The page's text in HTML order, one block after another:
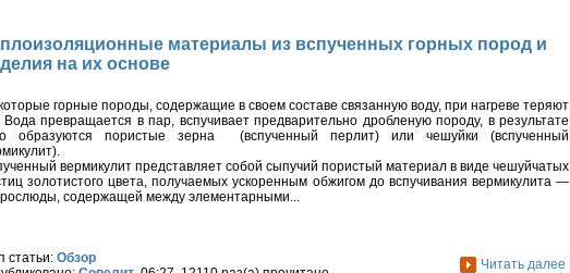
материалы из вспученных горных пород и
на их основе
горные породы, содержащие в своем составе связанную воду, при нагреве теряют
Вода превращается в пар, вспучивает предварительно дробленую породу, в результате
образуются пористые зерна (вспученный перлит) или чешуйки (вспученный
вермикулит представляет собой сыпучий пористый материал в виде чешуйчатых
золотистого цвета, получаемых ускоренным обжигом до вспучивания вермикулита —
содержащей между элементарными...
статьи: Обзор
Читать далее